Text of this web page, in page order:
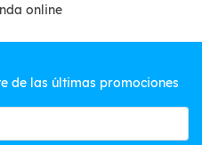
online
de las últimas promociones